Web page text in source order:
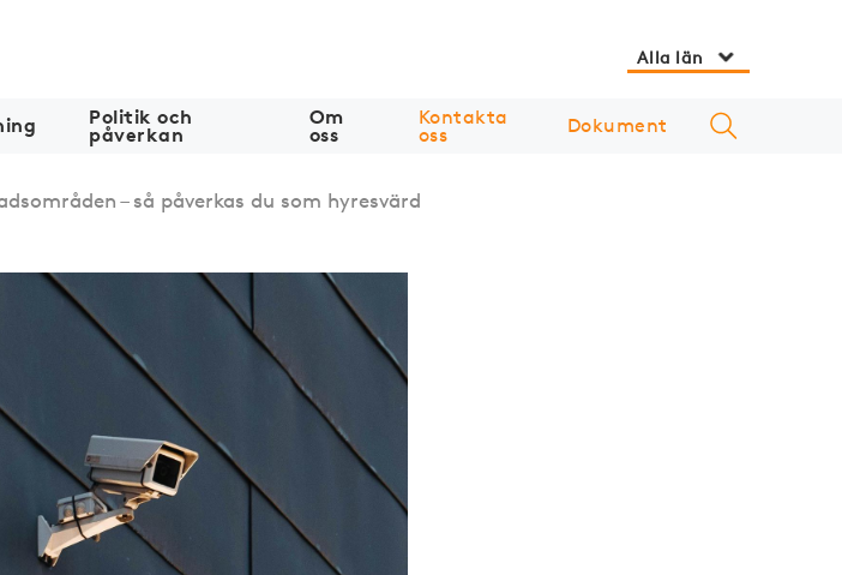
Alla län
Politik och
påverkan
Om
oss
Kontakta
oss Dokument
– så påverkas du som hyresvärd